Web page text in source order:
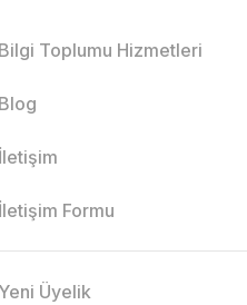
Bilgi Toplumu Hizmetleri
Blog
İletişim
İletişim Formu
Yeni Üyelik